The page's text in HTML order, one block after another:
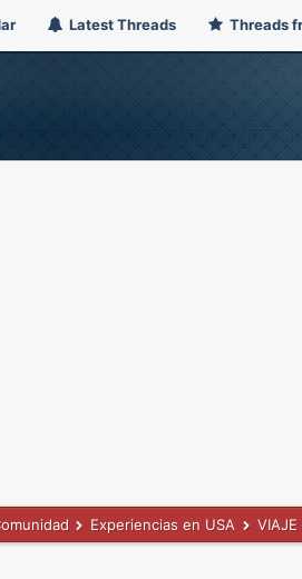
Latest Threads Threads
Experiencias en USA VIAJE